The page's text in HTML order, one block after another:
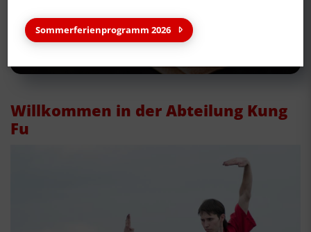
Kung Fu
Willkommen in der Abteilung Kung
Fu
Sommerferienprogramm 2026